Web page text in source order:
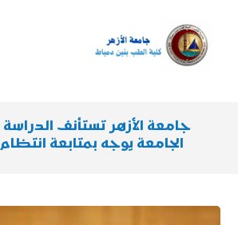
جامعة الأزهر تستأنف
الجامعة يوجه بمتابعة انتظام